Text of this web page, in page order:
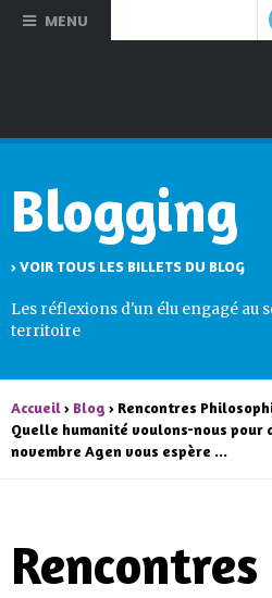
MENU
Blogging
› VOIR TOUS LES BILLETS DU BLOG
Les réflexions d'un élu engagé au
territoire
Accueil› Blog › Rencontres
Quelle humanité voulons-nous pour
novembre Agen vous espère ...
Rencontres